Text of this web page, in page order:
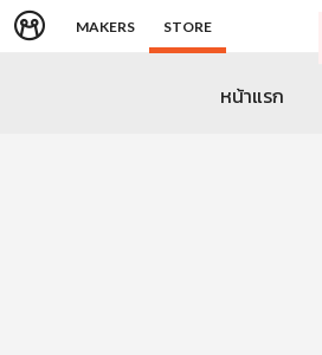
MAKERS STORE
หน้าแรก